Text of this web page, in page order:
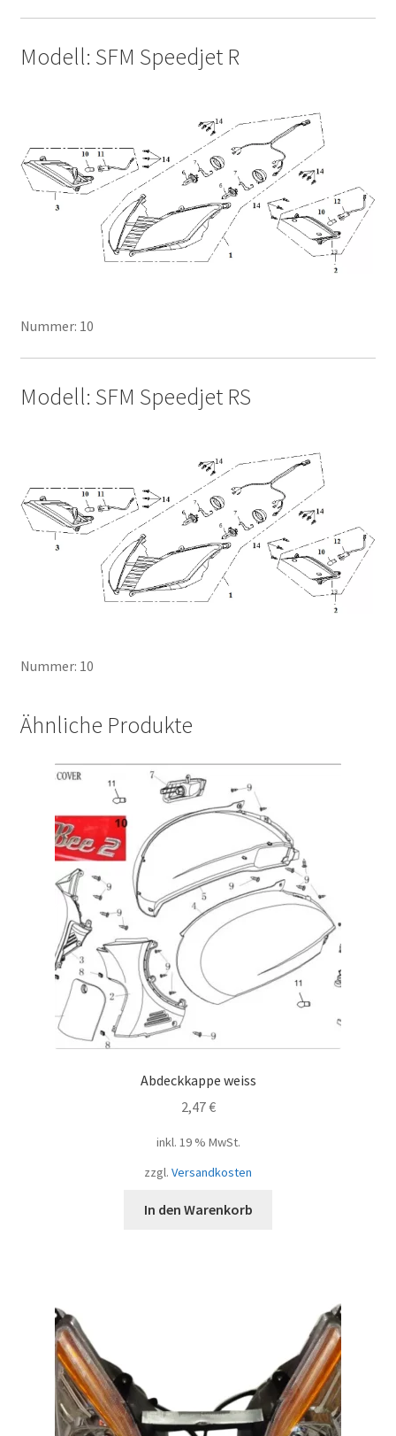
Modell: SFM Speedjet R
Nummer: 10
Modell: SFM Speedjet RS
Nummer: 10
Ähnliche Produkte
Abdeckkappe weiss
2,47€
inkl. 19 % MwSt.
zzgl. Versandkosten
In den Warenkorb